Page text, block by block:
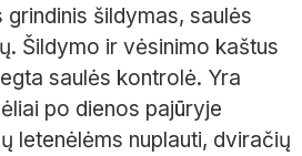
grindinis šildymas, saulės
Šildymo ir vėsinimo kaštus
saulės kontrolė. Yra
po dienos pajūryje
letenėlėms nuplauti, dviračių